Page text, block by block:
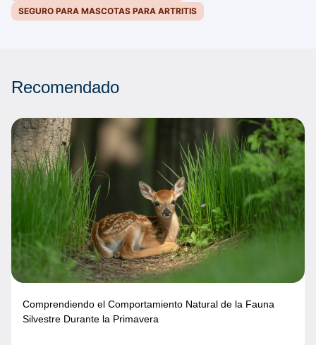
SEGURO PARA MASCOTAS PARA ARTRITIS
Recomendado
Comprendiendo el Comportamiento Natural de la Fauna
Silvestre Durante la Primavera